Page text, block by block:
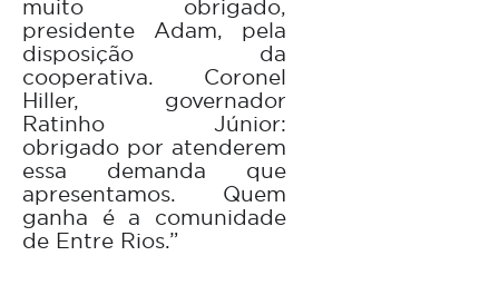
muito obrigado,
presidente Adam, pela
disposição da
cooperativa. Coronel
Hiller, governador
Ratinho Júnior:
obrigado por atenderem
essa demanda que
apresentamos. Quem
ganha é a comunidade
de Entre Rios.”